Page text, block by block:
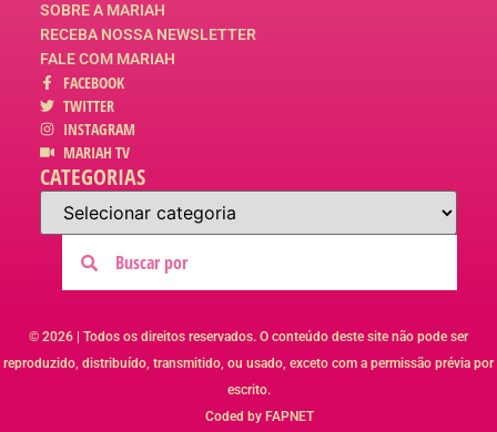
SOBRE A MARIAH
RECEBA NOSSA NEWSLETTER
FALE COM MARIAH
FACEBOOK
TWITTER
INSTAGRAM
MARIAH TV
CATEGORIAS
© 2026 | Todos os direitos reservados. O conteúdo deste site não pode ser
reproduzido, distribuído, transmitido, ou usado, exceto com a permissão prévia por
escrito.
Coded by FAPNET